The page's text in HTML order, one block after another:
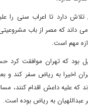
تلاش دارد تا اعراب سنی را
که مصر از باب
مهم است.
بود که تهران موافقت کرد
اخیرا به ریاض سفر کند و
که علیه داعش اقدام کنند،
عبداللهیان به ریاض بوده است.